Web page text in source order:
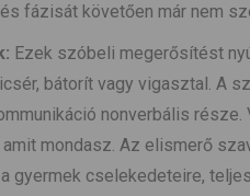
fázisát követően már nem
Ezek szóbeli megerősítést
bátorít vagy vigasztal. A
nonverbális része.
mondasz. Az elismerő
gyermek cselekedeteire,